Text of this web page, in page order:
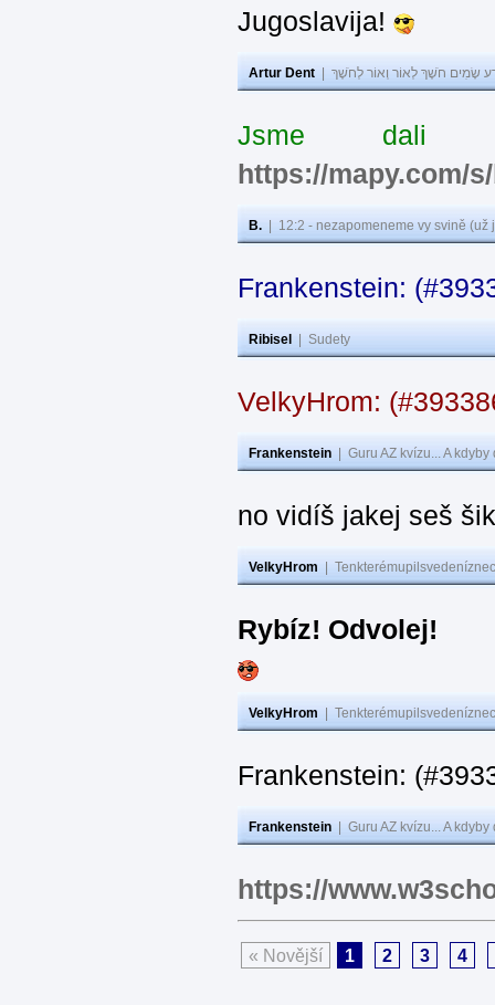
Jugoslavija!
Artur Dent שָׂמִים חֹשֶׁךְ לְאוֹר וְאוֹר לְחֹשֶׁךְ
Jsme dali
https://mapy.com/
B. 12:2 - nezapomeneme vy svině
Frankenstein:
Ribisel Sudety
VelkyHrom:
Frankenstein Guru AZ kvízu... A
no vidíš jakej seš
VelkyHrom
Rybíz! Odvolej!
VelkyHrom
Frankenstein:
Frankenstein Guru AZ kvízu... A
https://
« Novější 1 2 3 4